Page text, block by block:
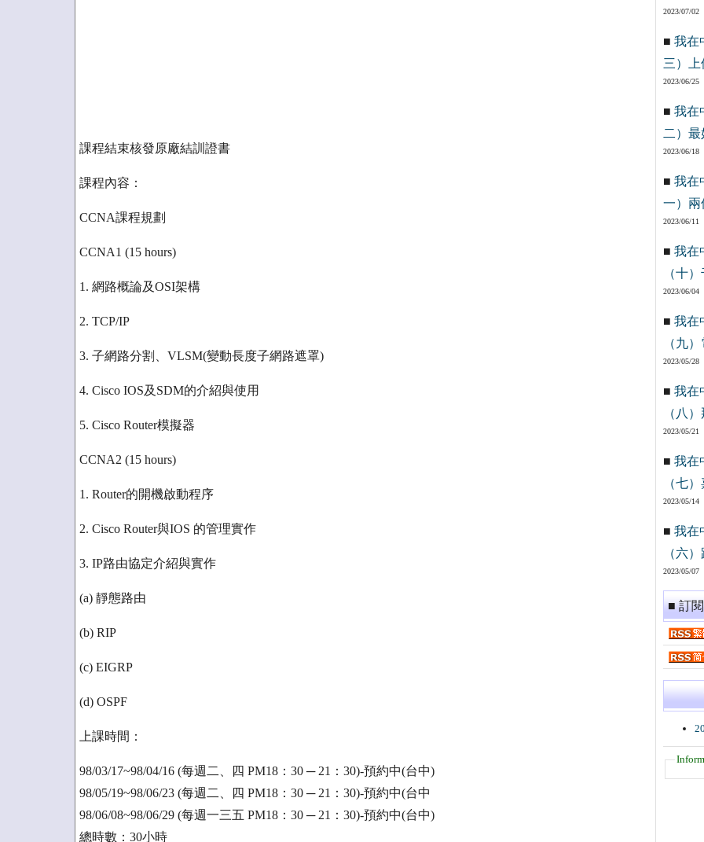
課程結束核發原廠結訓證書
課程內容：
CCNA課程規劃
CCNA1 (15 hours)
1. 網路概論及OSI架構
2. TCP/IP
3. 子網路分割、VLSM(變動長度子網路遮罩)
4. Cisco IOS及SDM的介紹與使用
5. Cisco Router模擬器
CCNA2 (15 hours)
1. Router的開機啟動程序
2. Cisco Router與IOS 的管理實作
3. IP路由協定介紹與實作
(a) 靜態路由
(b) RIP
(c) EIGRP
(d) OSPF
上課時間：
98/03/17~98/04/16 (每週二、四 PM18：30 ─ 21：30)-預約中(台中)
98/05/19~98/06/23 (每週二、四 PM18：30 ─ 21：30)-預約中(台中
98/06/08~98/06/29 (每週一三五 PM18：30 ─ 21：30)-預約中(台中)
總時數：30小時
2023/07/02
■ 我在
三）上
2023/06/25
■ 我在
二）
2023/06/18
■ 我在
一）兩
2023/06/11
■ 我在
（十
2023/06/04
■ 我在
（九
2023/05/28
■ 我在
（八
2023/05/21
■ 我在
（七
2023/05/14
■ 我在
（六
2023/05/07
■ 訂